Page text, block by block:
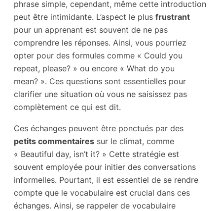
phrase simple, cependant, même cette introduction
peut être intimidante. L’aspect le plus frustrant
pour un apprenant est souvent de ne pas
comprendre les réponses. Ainsi, vous pourriez
opter pour des formules comme « Could you
repeat, please? » ou encore « What do you
mean? ». Ces questions sont essentielles pour
clarifier une situation où vous ne saisissez pas
complètement ce qui est dit.
Ces échanges peuvent être ponctués par des
petits commentaires sur le climat, comme
« Beautiful day, isn’t it? » Cette stratégie est
souvent employée pour initier des conversations
informelles. Pourtant, il est essentiel de se rendre
compte que le vocabulaire est crucial dans ces
échanges. Ainsi, se rappeler de vocabulaire